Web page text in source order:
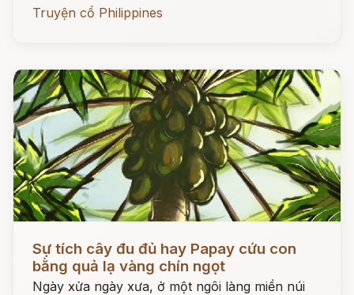
Truyện cổ Philippines
Sự tích cây đu đủ hay Papay cứu con
bằng quả lạ vàng chín ngọt
Ngày xửa ngày xưa, ở một ngôi làng miền núi